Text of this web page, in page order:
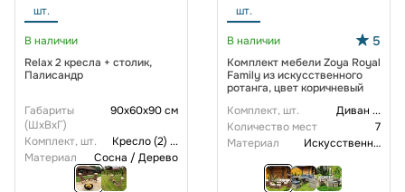
шт.
В наличии
Relax 2 кресла + столик,
Палисандр
Габариты
(ШxВxГ)
90x60x90 см
Комплект, шт. Кресло (2) ...
Материал
Сосна / Дерево
шт.
В наличии 5
Комплект мебели Zoya Royal
Family из искусственного
ротанга, цвет коричневый
Комплект, шт.
Диван ...
Количество мест
7
Материал
Искусственный ротанг